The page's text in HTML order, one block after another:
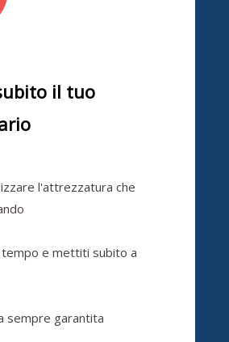
il tuo
l'attrezzatura che
tempo e mettiti subito a
sempre garantita